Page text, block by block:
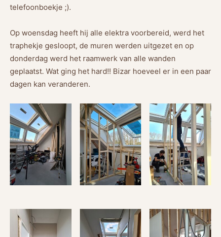
telefoonboekje ;).
Op woensdag heeft hij alle elektra voorbereid, werd het
traphekje gesloopt, de muren werden uitgezet en op
donderdag werd het raamwerk van alle wanden
geplaatst. Wat ging het hard!! Bizar hoeveel er in een paar
dagen kan veranderen.